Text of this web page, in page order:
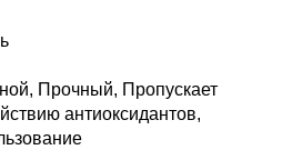
Прочный, Пропускает
антиоксидантов,